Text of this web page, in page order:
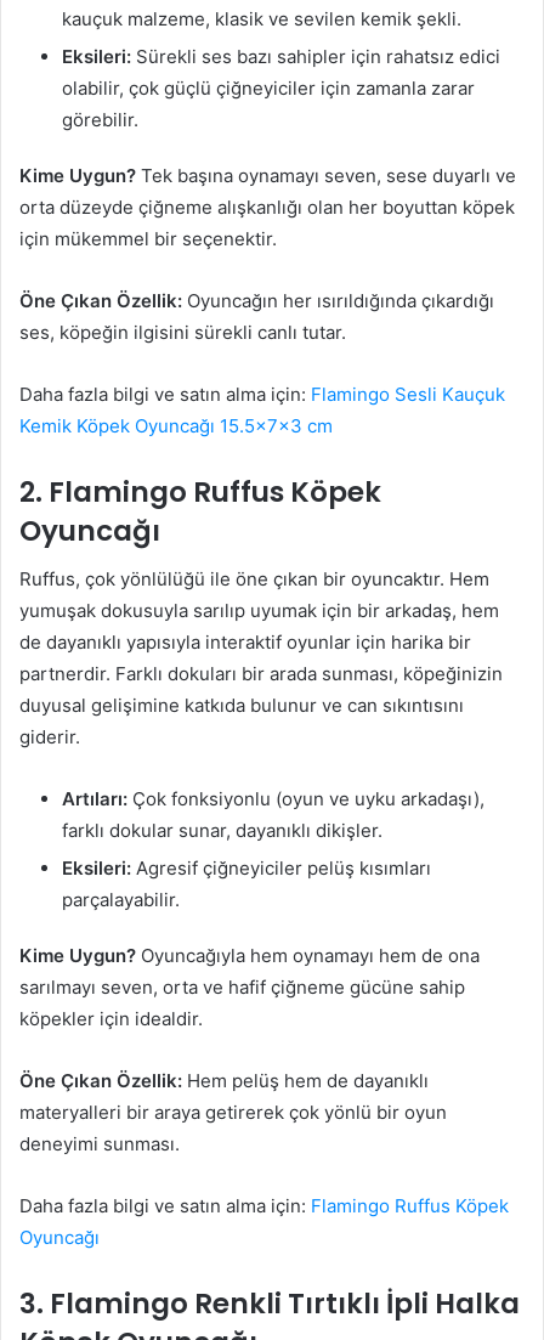
kauçuk malzeme, klasik ve sevilen kemik şekli.
Eksileri: Sürekli ses bazı sahipler için rahatsız edici
olabilir, çok güçlü çiğneyiciler için zamanla zarar
görebilir.
Kime Uygun? Tek başına oynamayı seven, sese duyarlı ve
orta düzeyde çiğneme alışkanlığı olan her boyuttan köpek
için mükemmel bir seçenektir.
Öne Çıkan Özellik: Oyuncağın her ısırıldığında çıkardığı
ses, köpeğin ilgisini sürekli canlı tutar.
Daha fazla bilgi ve satın alma için: Flamingo Sesli Kauçuk
Kemik Köpek Oyuncağı 15.5x7x3 cm
2. Flamingo Ruffus Köpek
Oyuncağı
Ruffus, çok yönlülüğü ile öne çıkan bir oyuncaktır. Hem
yumuşak dokusuyla sarılıp uyumak için bir arkadaş, hem
de dayanıklı yapısıyla interaktif oyunlar için harika bir
partnerdir. Farklı dokuları bir arada sunması, köpeğinizin
duyusal gelişimine katkıda bulunur ve can sıkıntısını
giderir.
Artıları: Çok fonksiyonlu (oyun ve uyku arkadaşı),
farklı dokular sunar, dayanıklı dikişler.
Eksileri: Agresif çiğneyiciler pelüş kısımları
parçalayabilir.
Kime Uygun? Oyuncağıyla hem oynamayı hem de ona
sarılmayı seven, orta ve hafif çiğneme gücüne sahip
köpekler için idealdir.
Öne Çıkan Özellik: Hem pelüş hem de dayanıklı
materyalleri bir araya getirerek çok yönlü bir oyun
deneyimi sunması.
Daha fazla bilgi ve satın alma için: Flamingo Ruffus Köpek
Oyuncağı
3. Flamingo Renkli Tırtıklı İpli Halka